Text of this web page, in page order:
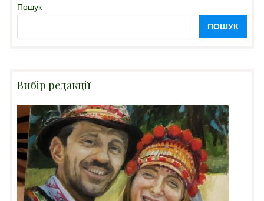
Пошук
ПОШУК
Вибір редакції